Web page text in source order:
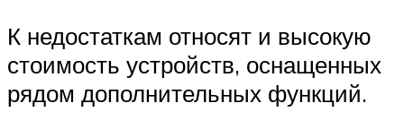
К недостаткам относят и высокую
стоимость устройств, оснащенных
рядом дополнительных функций.